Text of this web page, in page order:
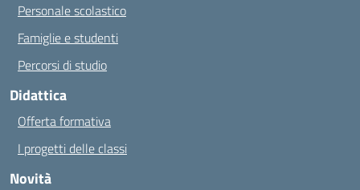
Personale scolastico
Famiglie e studenti
Percorsi di studio
Didattica
Offerta formativa
I progetti delle classi
Novità